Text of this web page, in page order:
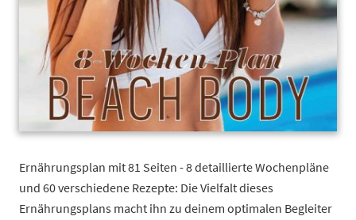
Ernährungsplan mit 81 Seiten - 8 detaillierte Wochenpläne
und 60 verschiedene Rezepte: Die Vielfalt dieses
Ernährungsplans macht ihn zu deinem optimalen Begleiter